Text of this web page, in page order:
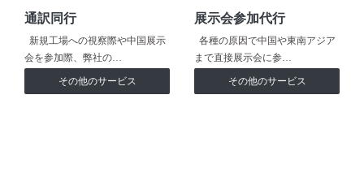
通訳同行
新規工場への視察際や中国展示
会を参加際、弊社の…
その他のサービス
展示会参加代行
各種の原因で中国や東南アジア
まで直接展示会に参…
その他のサービス